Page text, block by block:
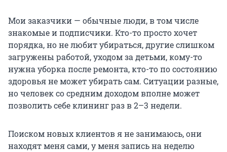
Мои заказчики — обычные люди, в том числе
знакомые и подписчики. Кто-то просто хочет
порядка, но не любит убираться, другие слишком
загружены работой, уходом за детьми, кому-то
нужна уборка после ремонта, кто-то по состоянию
здоровья не может убирать сам. Ситуации разные,
но человек со средним доходом вполне может
позволить себе клининг раз в 2–3 недели.
Поиском новых клиентов я не занимаюсь, они
находят меня сами, у меня запись на неделю